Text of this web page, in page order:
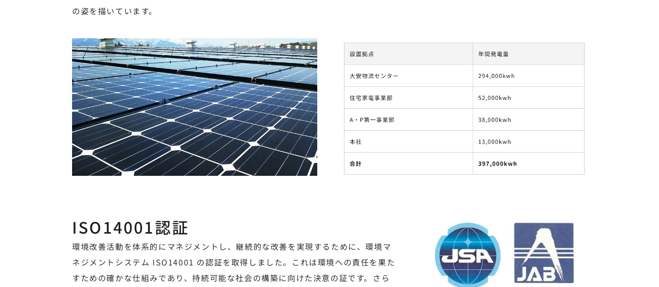
の姿を描いています。
ISO14001認証
環境改善活動を体系的にマネジメントし、継続的な改善を実現するために、環境マ
ネジメントシステム ISO14001 の認証を取得しました。これは環境への責任を果た
すための確かな仕組みであり、持続可能な社会の構築に向けた決意の証です。さら